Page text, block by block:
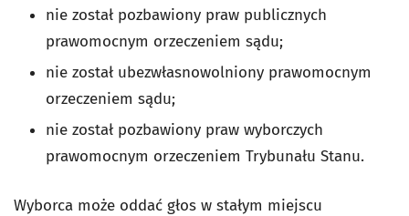
nie został pozbawiony praw publicznych
prawomocnym orzeczeniem sądu;
nie został ubezwłasnowolniony prawomocnym
orzeczeniem sądu;
nie został pozbawiony praw wyborczych
prawomocnym orzeczeniem Trybunału Stanu.
Wyborca może oddać głos w stałym miejscu